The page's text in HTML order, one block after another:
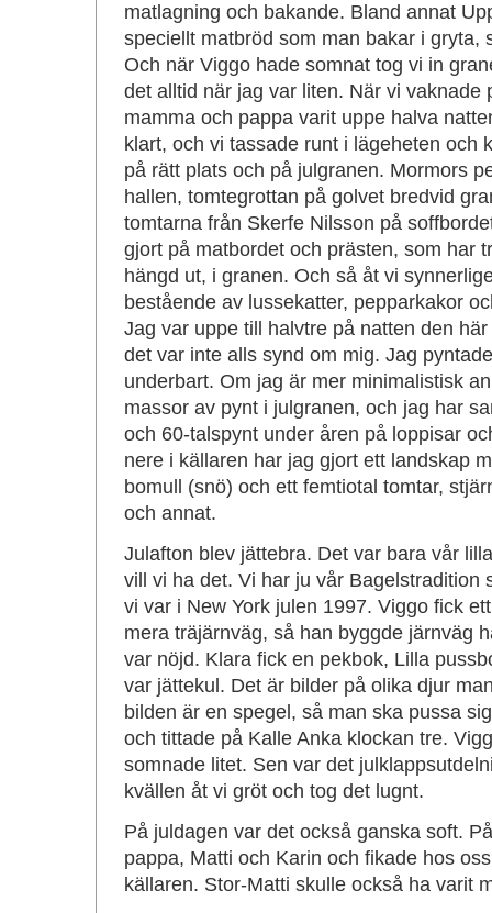
matlagning och bakande. Bland annat
speciellt matbröd som man bakar i gryta,
Och när Viggo hade somnat tog vi in
det alltid när jag var liten. När vi vaknade
mamma och pappa varit uppe halva
klart, och vi tassade runt i lägeheten och
på rätt plats och på julgranen. Mormors
hallen, tomtegrottan på golvet bredvid
tomtarna från Skerfe Nilsson på
gjort på matbordet och prästen, som har
hängd ut, i granen. Och så åt vi
bestående av lussekatter, pepparkakor
Jag var uppe till halvtre på natten den
det var inte alls synd om mig. Jag
underbart. Om jag är mer minimalistisk
massor av pynt i julgranen, och jag har
och 60-talspynt under åren på loppisar
nere i källaren har jag gjort ett landskap
bomull (snö) och ett femtiotal tomtar,
och annat.
Julafton blev jättebra. Det var bara vår
vill vi ha det. Vi har ju vår Bagelstradition
vi var i New York julen 1997. Viggo fick
mera träjärnväg, så han byggde järnväg
var nöjd. Klara fick en pekbok, Lilla
var jättekul. Det är bilder på olika djur
bilden är en spegel, så man ska pussa
och tittade på Kalle Anka klockan tre.
somnade litet. Sen var det
kvällen åt vi gröt och tog det lugnt.
På juldagen var det också ganska soft.
pappa, Matti och Karin och fikade hos
källaren. Stor-Matti skulle också ha varit